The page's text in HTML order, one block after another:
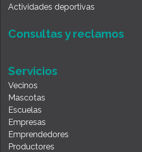
Actividades deportivas
Consultas y reclamos
Servicios
Vecinos
Mascotas
Escuelas
Empresas
Emprendedores
Productores